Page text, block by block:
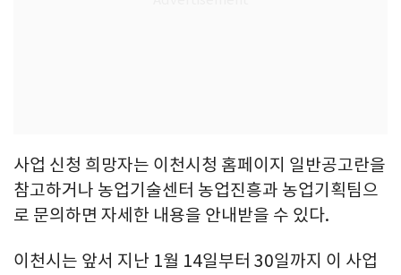
사업 신청 희망자는 이천시청 홈페이지 일반공고란을
참고하거나 농업기술센터 농업진흥과 농업기획팀으
로 문의하면 자세한 내용을 안내받을 수 있다.
이천시는 앞서 지난 1월 14일부터 30일까지 이 사업